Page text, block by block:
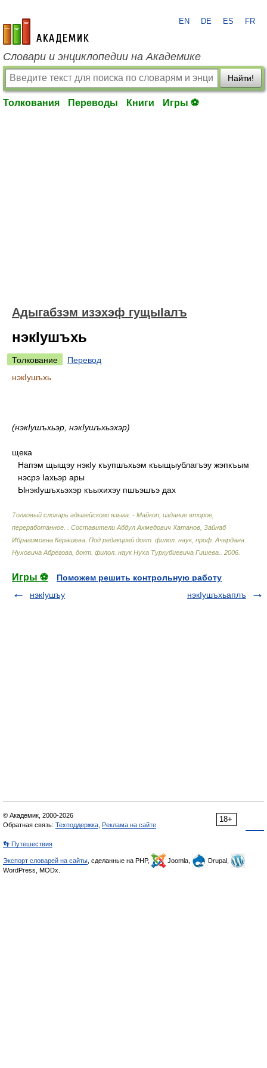
academic.ru
EN DE ES FR
Словари и энциклопедии на Академике
Найти!
Толкования Переводы Книги Игры ⚽
Адыгабзэм изэхэф гущыIалъ
нэкIушъхь
Толкование
Перевод
нэкIушъхь
(нэкIушъхьэр, нэкIушъхьэхэр)
щека
Напэм щыщэу нэкIу къупшъхьэм къыщыублагъэу жэпкъым
нэсрэ Iахьэр ары
ЫнэкIушъхьэхэр къыхихэу пшъэшъэ дах
Толковый словарь адыгейского языка. - Майкоп, издание второе,
переработанное.
Составители Абдул Ахмедович Хатанов, Зайнаб
Ибрагимовна Керашева. Под редакцией докт. филол. наук, проф. Ачердана
Нуховича Абрегова, докт. филол. наук Нуха Туркубиевича Гишева.
2006
Игры ⚽
Поможем решить контрольную работу
нэкIушъу
нэкIушъхьаплъ
18+
© Академик, 2000-2026
Обратная связь: Техподдержка Реклама на сайте
👣 Путешествия
Экспорт словарей на сайты , сделанные на PHP, Joomla,
Drupal,
WordPress, MODx.